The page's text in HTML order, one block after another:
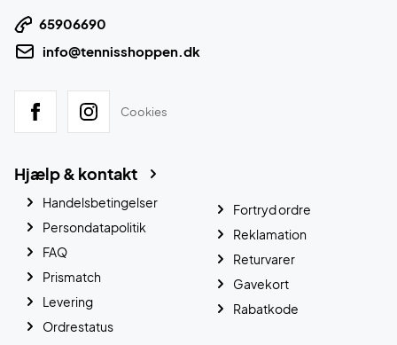
65906690
info@tennisshoppen.dk
Cookies
Hjælp & kontakt
Handelsbetingelser
Persondatapolitik
FAQ
Prismatch
Levering
Ordrestatus
Fortryd ordre
Reklamation
Returvarer
Gavekort
Rabatkode